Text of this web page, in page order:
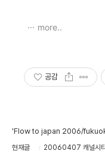
more..
공감
'Flow to japan 2006/
현재글 20060407 캐널시